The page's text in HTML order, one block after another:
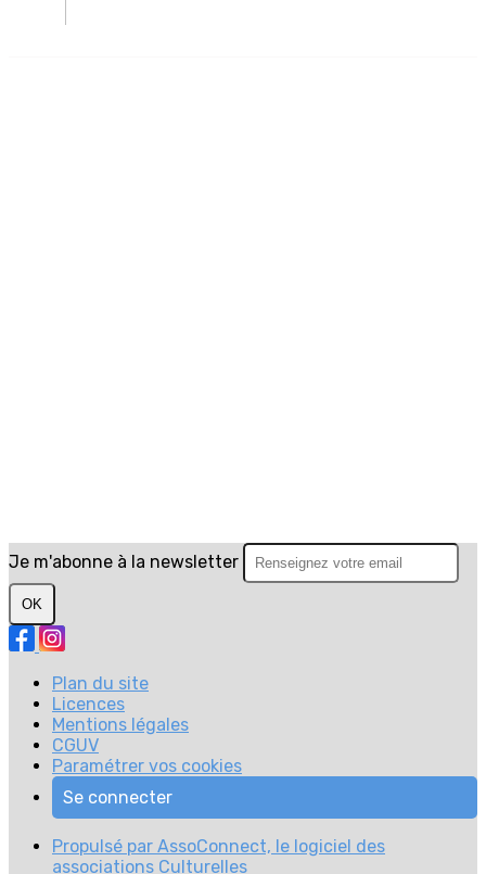
Je m'abonne à la newsletter
OK
Plan du site
Licences
Mentions légales
CGUV
Paramétrer vos cookies
Se connecter
Propulsé par AssoConnect, le logiciel des
associations Culturelles